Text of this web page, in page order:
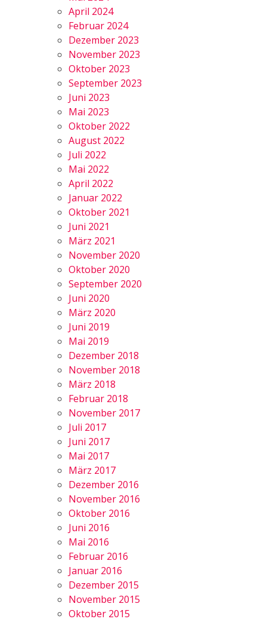
April 2024
Februar 2024
Dezember 2023
November 2023
Oktober 2023
September 2023
Juni 2023
Mai 2023
Oktober 2022
August 2022
Juli 2022
Mai 2022
April 2022
Januar 2022
Oktober 2021
Juni 2021
März 2021
November 2020
Oktober 2020
September 2020
Juni 2020
März 2020
Juni 2019
Mai 2019
Dezember 2018
November 2018
März 2018
Februar 2018
November 2017
Juli 2017
Juni 2017
Mai 2017
März 2017
Dezember 2016
November 2016
Oktober 2016
Juni 2016
Mai 2016
Februar 2016
Januar 2016
Dezember 2015
November 2015
Oktober 2015